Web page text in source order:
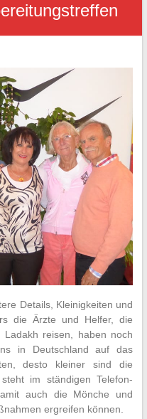
Details, Kleinigkeiten und
die Ärzte und Helfer, die
reisen, haben noch
in Deutschland auf das
desto kleiner sind die
im ständigen Telefon-
auch die Mönche und
ergreifen können.